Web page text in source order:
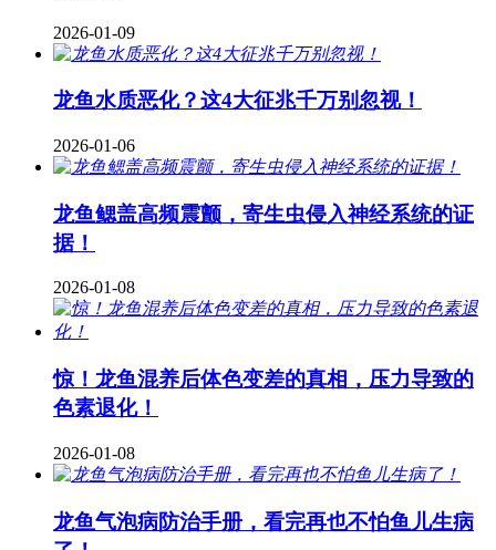
2026-01-09
龙鱼水质恶化？这4大征兆千万别忽视！
2026-01-06
龙鱼鳃盖高频震颤，寄生虫侵入神经系统的证
据！
2026-01-08
惊！龙鱼混养后体色变差的真相，压力导致的
色素退化！
2026-01-08
龙鱼气泡病防治手册，看完再也不怕鱼儿生病